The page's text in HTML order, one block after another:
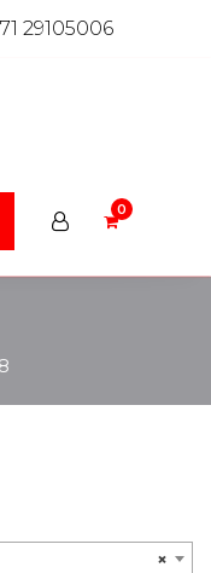
29105006
×